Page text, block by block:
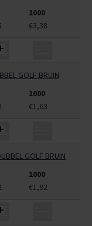
1000
€3,38
GOLF BRUIN
1000
€1,63
GOLF BRUIN
1000
€1,92